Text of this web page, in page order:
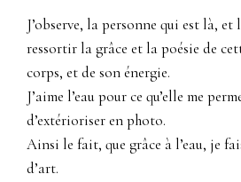
J’observe, la personne qui est là, et
ressortir la grâce et la poésie de
corps, et de son énergie.
J’aime l’eau pour ce qu’elle me
d’extérioriser en photo.
Ainsi le fait, que grâce à l’eau, je
d’art.